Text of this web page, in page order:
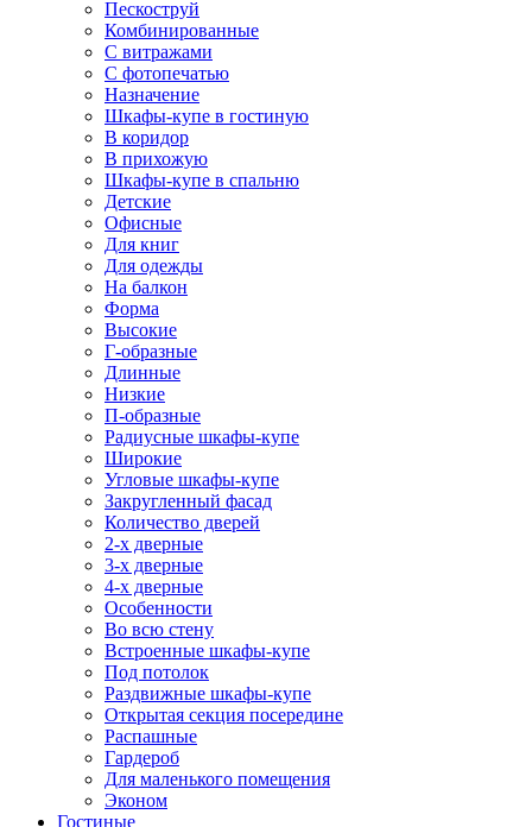
Пескоструй
Комбинированные
С витражами
С фотопечатью
Назначение
Шкафы-купе в гостиную
В коридор
В прихожую
Шкафы-купе в спальню
Детские
Офисные
Для книг
Для одежды
На балкон
Форма
Высокие
Г-образные
Длинные
Низкие
П-образные
Радиусные шкафы-купе
Широкие
Угловые шкафы-купе
Закругленный фасад
Количество дверей
2-х дверные
3-х дверные
4-х дверные
Особенности
Во всю стену
Встроенные шкафы-купе
Под потолок
Раздвижные шкафы-купе
Открытая секция посередине
Распашные
Гардероб
Для маленького помещения
Эконом
Гостиные